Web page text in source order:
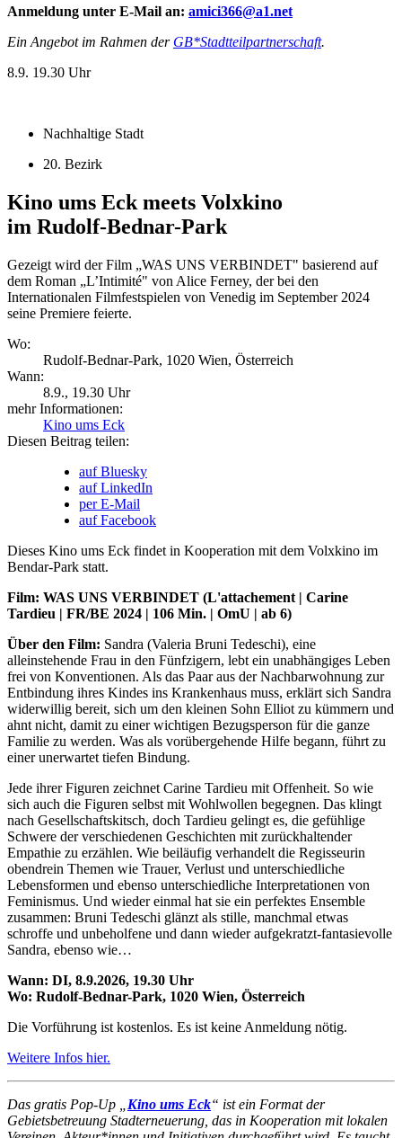
Anmeldung unter E-Mail an: amici366@a1.net
Ein Angebot im Rahmen der GB*Stadtteilpartnerschaft.
8.9. 19.30 Uhr
Nachhaltige Stadt
20. Bezirk
Kino ums Eck meets Volxkino
im Rudolf-Bednar-Park
Gezeigt wird der Film „WAS UNS VERBINDET" basierend auf
dem Roman „L’Intimité" von Alice Ferney, der bei den
Internationalen Filmfestspielen von Venedig im September 2024
seine Premiere feierte.
Wo:
Rudolf-Bednar-Park, 1020 Wien, Österreich
Wann:
8.9., 19.30 Uhr
mehr Informationen:
Kino ums Eck
Diesen Beitrag teilen:
auf Bluesky
auf LinkedIn
per E-Mail
auf Facebook
Dieses Kino ums Eck findet in Kooperation mit dem Volxkino im
Bendar-Park statt.
Film: WAS UNS VERBINDET (L'attachement | Carine
Tardieu | FR/BE 2024 | 106 Min. | OmU | ab 6)
Über den Film: Sandra (Valeria Bruni Tedeschi), eine
alleinstehende Frau in den Fünfzigern, lebt ein unabhängiges Leben
frei von Konventionen. Als das Paar aus der Nachbarwohnung zur
Entbindung ihres Kindes ins Krankenhaus muss, erklärt sich Sandra
widerwillig bereit, sich um den kleinen Sohn Elliot zu kümmern und
ahnt nicht, damit zu einer wichtigen Bezugsperson für die ganze
Familie zu werden. Was als vorübergehende Hilfe begann, führt zu
einer unerwartet tiefen Bindung.
Jede ihrer Figuren zeichnet Carine Tardieu mit Offenheit. So wie
sich auch die Figuren selbst mit Wohlwollen begegnen. Das klingt
nach Gesellschaftskitsch, doch Tardieu gelingt es, die gefühlige
Schwere der verschiedenen Geschichten mit zurückhaltender
Empathie zu erzählen. Wie beiläufig verhandelt die Regisseurin
obendrein Themen wie Trauer, Verlust und unterschiedliche
Lebensformen und ebenso unterschiedliche Interpretationen von
Feminismus. Und wieder einmal hat sie ein perfektes Ensemble
zusammen: Bruni Tedeschi glänzt als stille, manchmal etwas
schroffe und unbeholfene und dann wieder aufgekratzt-fantasievolle
Sandra, ebenso wie…
Wann: DI, 8.9.2026, 19.30 Uhr
Wo: Rudolf-Bednar-Park, 1020 Wien, Österreich
Die Vorführung ist kostenlos. Es ist keine Anmeldung nötig.
Weitere Infos hier.
Das gratis Pop-Up „ Kino ums Eck“ ist ein Format der
Gebietsbetreuung Stadterneuerung, das in Kooperation mit lokalen